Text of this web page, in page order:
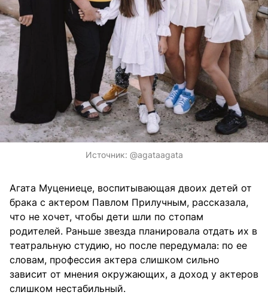
Источник: @agataagata
Агата Муцениеце, воспитывающая двоих детей от
брака с актером Павлом Прилучным, рассказала,
что не хочет, чтобы дети шли по стопам
родителей. Раньше звезда планировала отдать их в
театральную студию, но после передумала: по ее
словам, профессия актера слишком сильно
зависит от мнения окружающих, а доход у актеров
слишком нестабильный.